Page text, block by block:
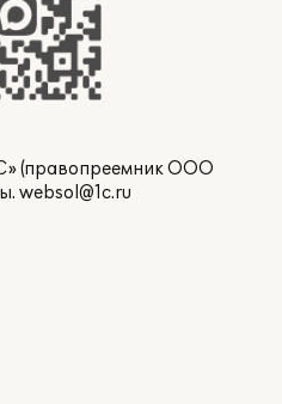
(правопреемник ООО
websol@1c.ru